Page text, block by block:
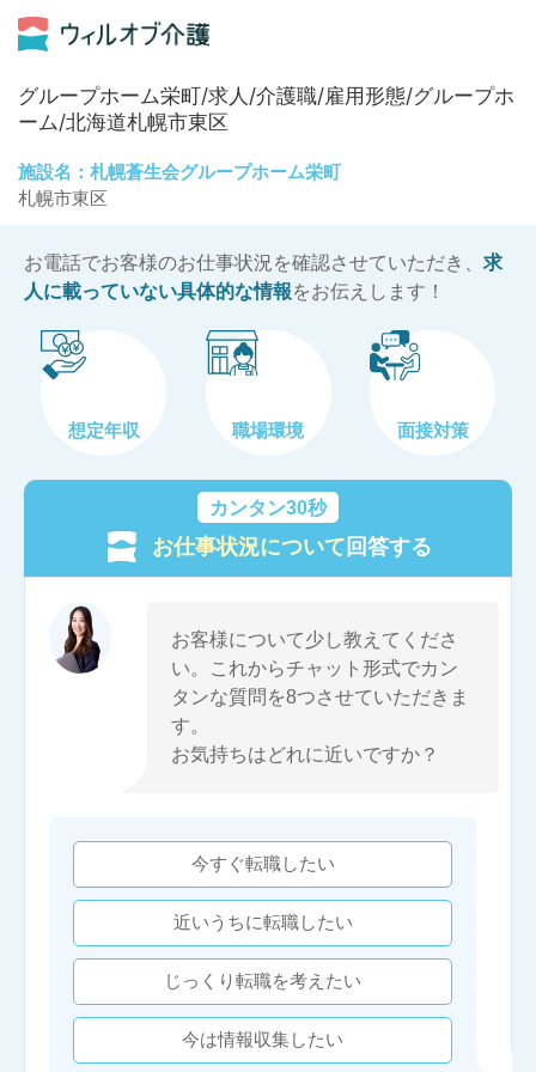
グループホーム栄町/求人/介護職/雇用形態/グループホ
ーム/北海道札幌市東区
施設名：札幌蒼生会グループホーム栄町
札幌市東区
お電話でお客様のお仕事状況を確認させていただき、 求
人に載っていない具体的な情報をお伝えします！
想定年収 職場環境 面接対策
カンタン30秒
お仕事状況について回答する
お客様について少し教えてくださ
い。これからチャット形式でカン
タンな質問を8つさせていただきま
す。
お気持ちはどれに近いですか？
今すぐ転職したい
近いうちに転職したい
じっくり転職を考えたい
今は情報収集したい